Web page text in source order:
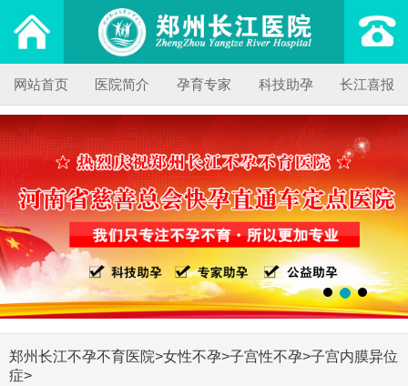
网站首页 医院简介 孕育专家 科技助孕 长江喜报
郑州长江不孕不育医院>女性不孕>子宫性不孕>子宫内膜异位
症>